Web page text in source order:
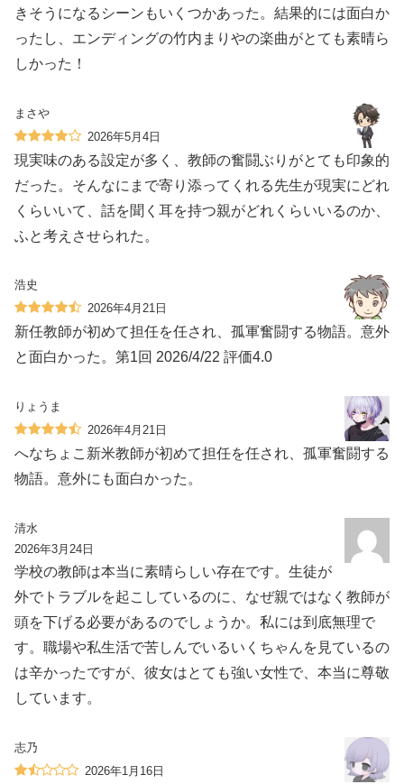
きそうになるシーンもいくつかあった。結果的には面白か
ったし、エンディングの竹内まりやの楽曲がとても素晴ら
しかった！
まさや
2026年5月4日
現実味のある設定が多く、教師の奮闘ぶりがとても印象的
だった。そんなにまで寄り添ってくれる先生が現実にどれ
くらいいて、話を聞く耳を持つ親がどれくらいいるのか、
ふと考えさせられた。
浩史
2026年4月21日
新任教師が初めて担任を任され、孤軍奮闘する物語。意外
と面白かった。第1回 2026/4/22 評価4.0
りょうま
2026年4月21日
へなちょこ新米教師が初めて担任を任され、孤軍奮闘する
物語。意外にも面白かった。
清水
2026年3月24日
学校の教師は本当に素晴らしい存在です。生徒が
外でトラブルを起こしているのに、なぜ親ではなく教師が
頭を下げる必要があるのでしょうか。私には到底無理で
す。職場や私生活で苦しんでいるいくちゃんを見ているの
は辛かったですが、彼女はとても強い女性で、本当に尊敬
しています。
志乃
2026年1月16日